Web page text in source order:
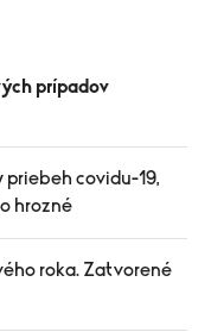
prípadov
priebeh covidu-19,
hrozné
roka. Zatvorené